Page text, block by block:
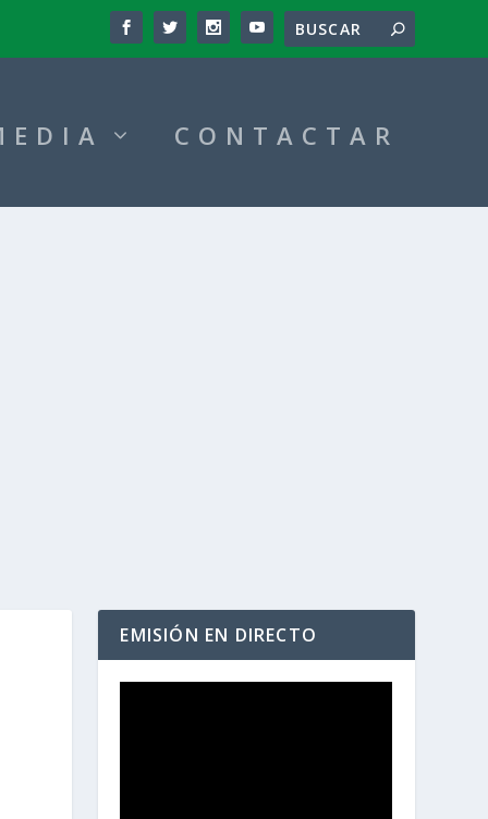
CONTACTAR
EMISIÓN EN DIRECTO